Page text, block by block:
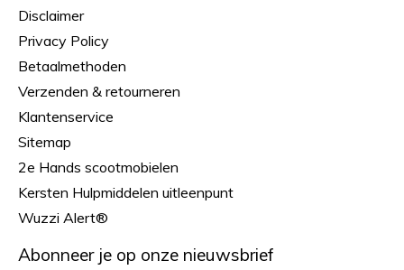
Disclaimer
Privacy Policy
Betaalmethoden
Verzenden & retourneren
Klantenservice
Sitemap
2e Hands scootmobielen
Kersten Hulpmiddelen uitleenpunt
Wuzzi Alert®
Abonneer je op onze nieuwsbrief